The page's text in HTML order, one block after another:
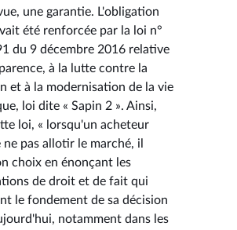
une garantie. L'obligation
été renforcée par la loi n°
du 9 décembre 2016 relative
à la lutte contre la
et à la modernisation de la vie
loi dite « Sapin 2 ». Ainsi,
loi, « lorsqu'un acheteur
ne pas allotir le marché, il
choix en énonçant les
de droit et de fait qui
le fondement de sa décision
notamment dans les